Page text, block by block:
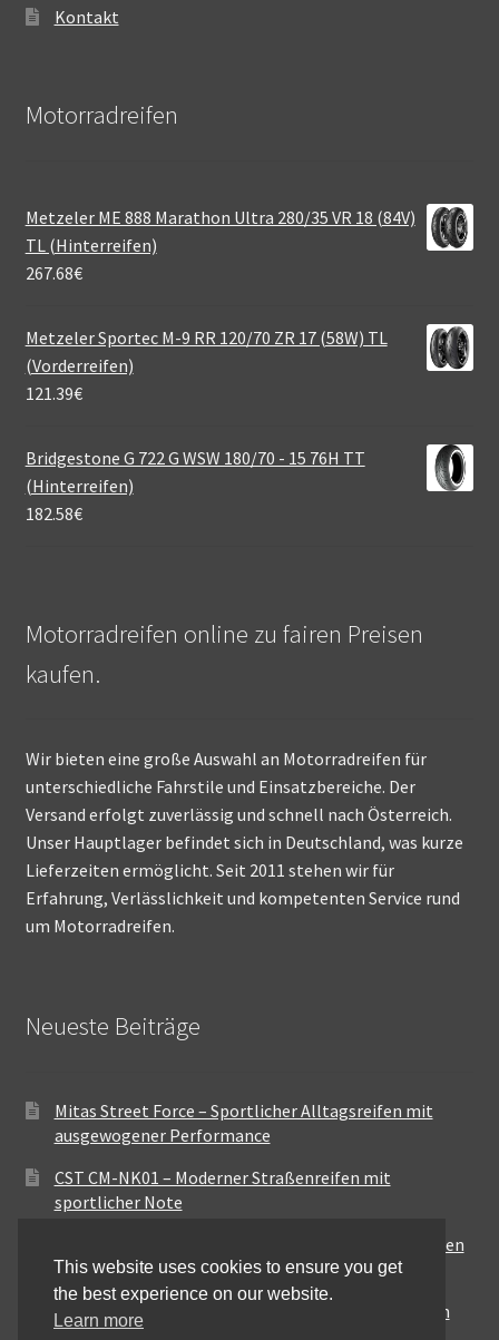
Kontakt
Motorradreifen
Metzeler ME 888 Marathon Ultra 280/35 VR 18 (84V)
TL (Hinterreifen)
267.68€
Metzeler Sportec M-9 RR 120/70 ZR 17 (58W) TL
(Vorderreifen)
121.39€
Bridgestone G 722 G WSW 180/70 - 15 76H TT
(Hinterreifen)
182.58€
Motorradreifen online zu fairen Preisen
kaufen.
Wir bieten eine große Auswahl an Motorradreifen für
unterschiedliche Fahrstile und Einsatzbereiche. Der
Versand erfolgt zuverlässig und schnell nach Österreich.
Unser Hauptlager befindet sich in Deutschland, was kurze
Lieferzeiten ermöglicht. Seit 2011 stehen wir für
Erfahrung, Verlässlichkeit und kompetenten Service rund
um Motorradreifen.
Neueste Beiträge
Mitas Street Force – Sportlicher Alltagsreifen mit
ausgewogener Performance
CST CM-NK01 – Moderner Straßenreifen mit
sportlicher Note
Maxxis MA-ST3 – Ausgewogener Sport-Touring-Reifen
für vielseitige Einsätze
Pirelli City Demon – Zuverlässigkeit für den urbanen
Alltag
This website uses cookies to ensure you get
the best experience on our website.
Learn more